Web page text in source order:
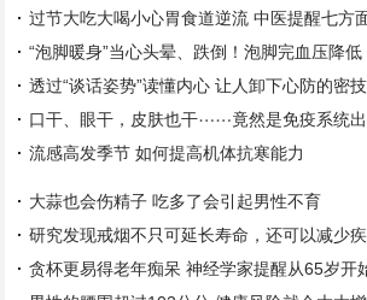
过节大吃大喝小心胃食道逆流 中医提醒七方
“泡脚暖身”当心头晕、跌倒！泡脚完血压降
透过“谈话姿势”读懂内心 让人卸下心防的密技
口干、眼干，皮肤也干⋯⋯竟然是免疫系统
流感高发季节 如何提高机体抗寒能力
大蒜也会伤精子 吃多了会引起男性不育
研究发现戒烟不只可延长寿命，还可以减少
贪杯更易得老年痴呆 神经学家提醒从65岁开